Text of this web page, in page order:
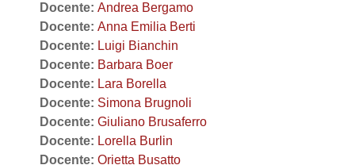
Docente: Andrea Bergamo
Docente: Anna Emilia Berti
Docente: Luigi Bianchin
Docente: Barbara Boer
Docente: Lara Borella
Docente: Simona Brugnoli
Docente: Giuliano Brusaferro
Docente: Lorella Burlin
Docente: Orietta Busatto